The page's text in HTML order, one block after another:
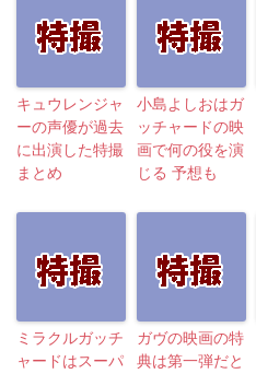
キュウレンジャ
ーの声優が過去
に出演した特撮
まとめ
小島よしおはガ
ッチャードの映
画で何の役を演
じる 予想も
ミラクルガッチ
ャードはスーパ
ガヴの映画の特
典は第一弾だと